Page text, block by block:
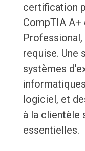
certification
CompTIA
requise. Une
systèmes
logiciel, et
à la clientèle
essentielles.